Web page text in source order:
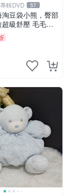
輯DVD 57
豆袋小熊，臀部
級舒壓 毛毛摸
滑適合收藏 100%
豆袋、抱枕、小